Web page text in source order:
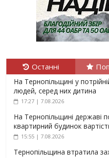
Останні
На Тернопільщині у
людей, серед них дитина
17:27 | 7.08.2026
На Тернопільщині державі
квартирний будинок
15:55 | 7.08.2026
Тернопільщина втратила